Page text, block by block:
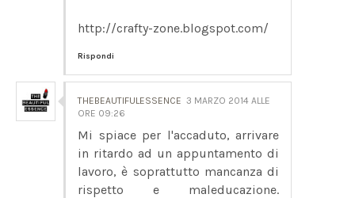
http://crafty-zone.blogspot.com/
Rispondi
THEBEAUTIFULESSENCE 3 MARZO 2014 ALLE
ORE 09:26
Mi spiace per l'accaduto, arrivare
in ritardo ad un appuntamento di
lavoro, è soprattutto mancanza di
rispetto e maleducazione.